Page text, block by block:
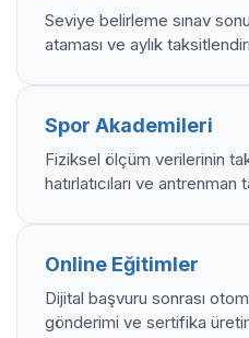
Seviye belirleme sınav
ataması ve aylık
Spor Akademileri
Fiziksel ölçüm verilerinin
hatırlatıcıları ve
Online Eğitimler
Dijital başvuru sonrası
gönderimi ve sertifika